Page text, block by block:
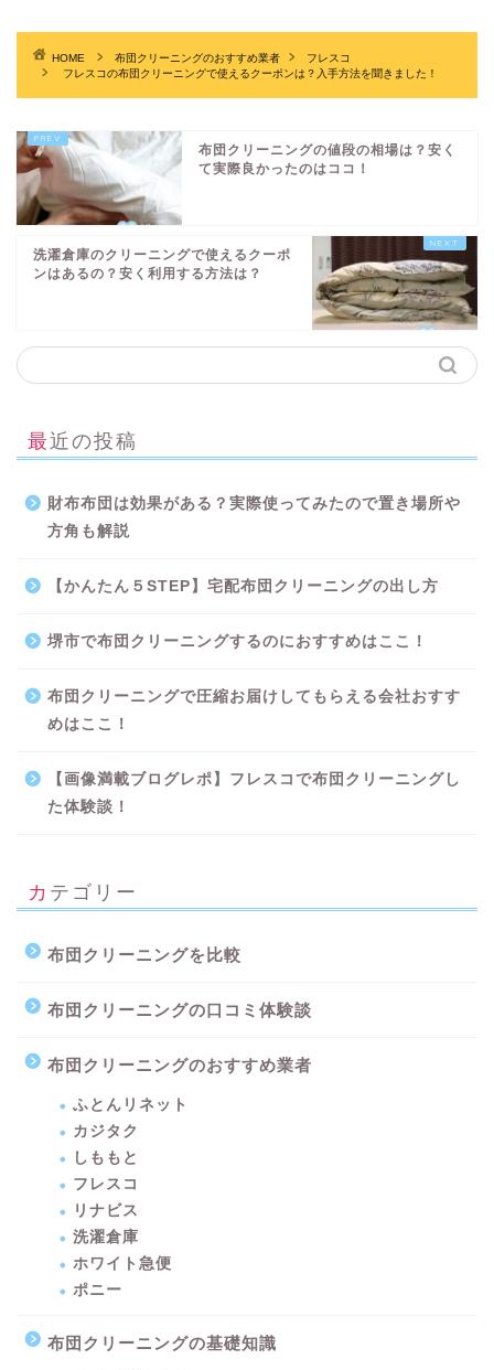
HOME 布団クリーニングのおすすめ業者
フレスコ
フレスコの布団クリーニングで使えるクーポンは？入手方法を聞きました！
布団クリーニングの値段の相場は？安く
て実際良かったのはココ！
洗濯倉庫のクリーニングで使えるクーポ
ンはあるの？安く利用する方法は？
最近の投稿
財布布団は効果がある？実際使ってみたので置き場所や
方角も解説
【かんたん５STEP】宅配布団クリーニングの出し方
堺市で布団クリーニングするのにおすすめはここ！
布団クリーニングで圧縮お届けしてもらえる会社おすす
めはここ！
【画像満載ブログレポ】フレスコで布団クリーニングし
た体験談！
カテゴリー
布団クリーニングを比較
布団クリーニングの口コミ体験談
布団クリーニングのおすすめ業者
ふとんリネット
カジタク
しももと
フレスコ
リナビス
洗濯倉庫
ホワイト急便
ポニー
布団クリーニングの基礎知識